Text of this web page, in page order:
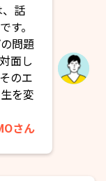
、話
す。
問題
面し
のエ
を変
さん